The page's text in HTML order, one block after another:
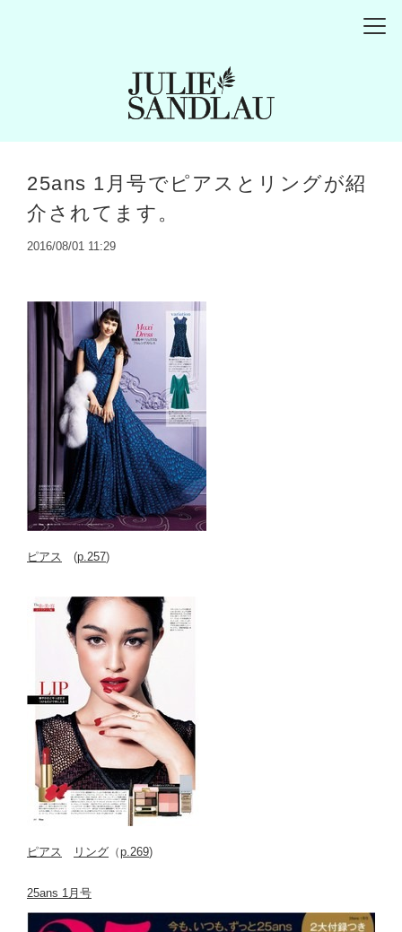
25ans 1月号でピアスとリングが紹
介されてます。
2016/08/01 11:29
ピアス (p.257)
ピアス リング （p.269)
25ans 1月号